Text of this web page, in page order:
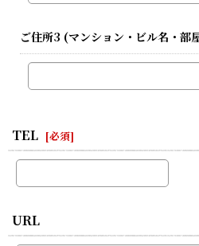
ご住所3 (マンション・ビル名・部
TEL [必須]
URL